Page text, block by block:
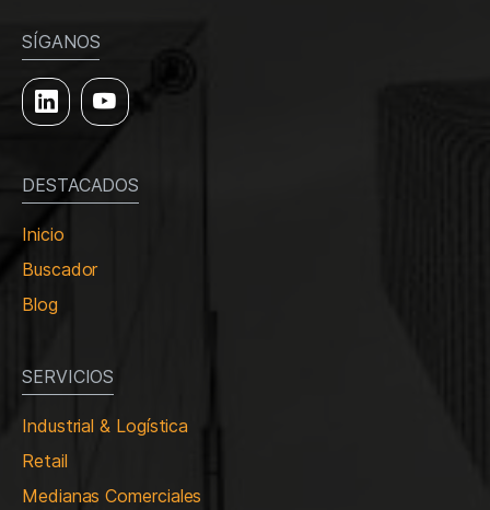
SÍGANOS
DESTACADOS
Inicio
Buscador
Blog
SERVICIOS
Industrial & Logística
Retail
Medianas Comerciales